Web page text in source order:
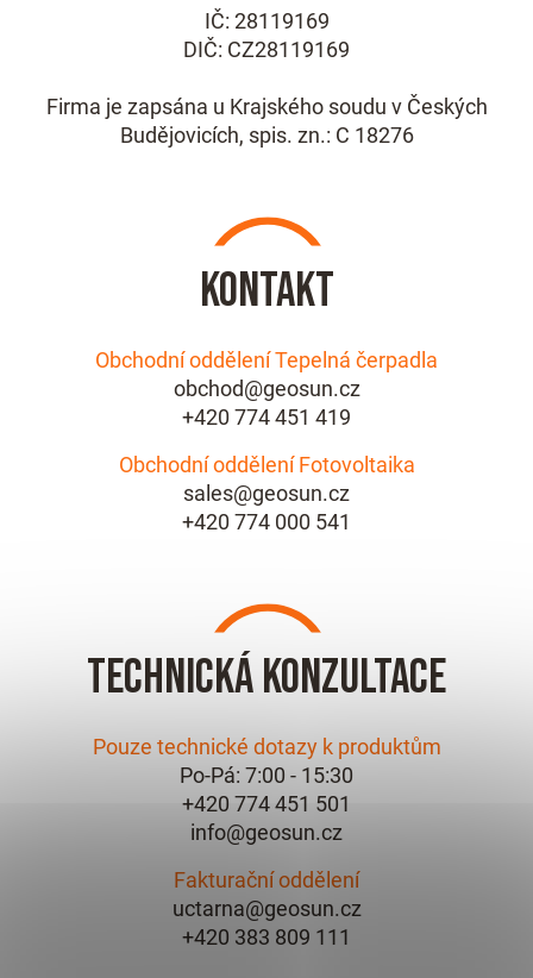
IČ: 28119169
DIČ: CZ28119169
Firma je zapsána u Krajského soudu v Českých
Budějovicích, spis. zn.: C 18276
Kontakt
Obchodní oddělení Tepelná čerpadla
obchod@geosun.cz
+420 774 451 419
Obchodní oddělení Fotovoltaika
sales@geosun.cz
+420 774 000 541
Technická konzultace
Pouze technické dotazy k produktům
Po-Pá: 7:00 - 15:30
+420 774 451 501
info@geosun.cz
Fakturační oddělení
uctarna@geosun.cz
+420 383 809 111